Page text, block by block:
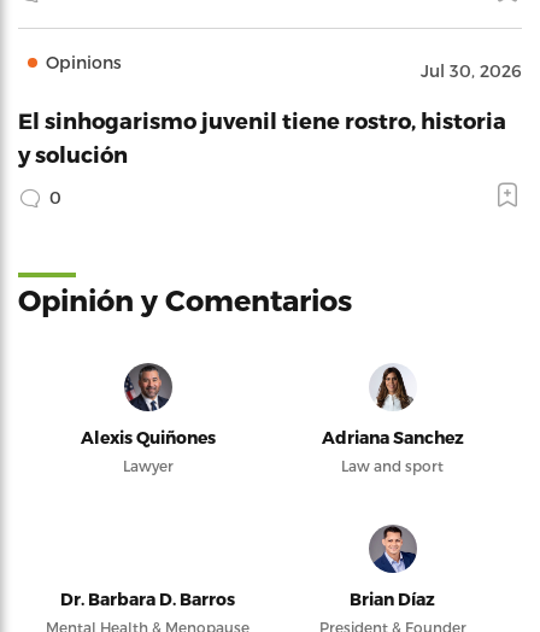
Opinions Jul 30, 2026
El sinhogarismo juvenil tiene rostro, historia
y solución
0
Opinión y Comentarios
Alexis Quiñones
Lawyer
Adriana Sanchez
Law and sport
Dr. Barbara D. Barros
Mental Health & Menopause
Brian Díaz
President & Founder